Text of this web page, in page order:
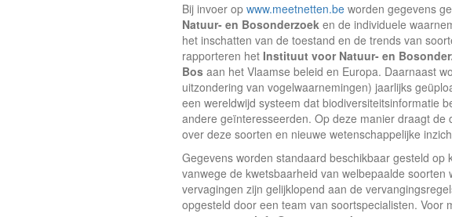
Bij invoer op www.meetnetten.beworden gegevens
Natuur- en Bosonderzoeken de individuele
het inschatten van de toestand en de trends van
rapporteren het Instituut voor Natuur- en
Bosaan het Vlaamse beleid en Europa. Daarnaast
uitzondering van vogelwaarnemingen) jaarlijks
een wereldwijd systeem dat biodiversiteitsinformatie
andere geïnteresseerden. Op deze manier draagt
over deze soorten en nieuwe wetenschappelijke
Gegevens worden standaard beschikbaar gesteld op
vanwege de kwetsbaarheid van welbepaalde
vervagingen zijn gelijklopend aan de
opgesteld door een team van soortspecialisten. Voor